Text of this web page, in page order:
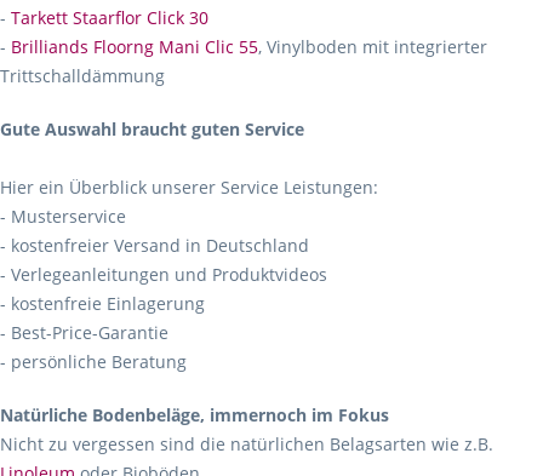
- Tarkett Staarflor Click 30
- Brilliands Floorng Mani Clic 55, Vinylboden mit integrierter
Trittschalldämmung
Gute Auswahl braucht guten Service
Hier ein Überblick unserer Service Leistungen:
- Musterservice
- kostenfreier Versand in Deutschland
- Verlegeanleitungen und Produktvideos
- kostenfreie Einlagerung
- Best-Price-Garantie
- persönliche Beratung
Natürliche Bodenbeläge, immernoch im Fokus
Nicht zu vergessen sind die natürlichen Belagsarten wie z.B.